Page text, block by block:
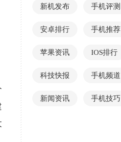
新机发布 手机评测
安卓排行 手机推荐
苹果资讯 IOS排行
科技快报 手机频道
新闻资讯 手机技巧